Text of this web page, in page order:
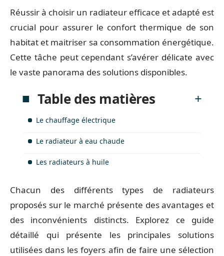
Réussir à choisir un radiateur efficace et adapté est
crucial pour assurer le confort thermique de son
habitat et maitriser sa consommation énergétique.
Cette tâche peut cependant s’avérer délicate avec
le vaste panorama des solutions disponibles.
Table des matières
Le chauffage électrique
Le radiateur à eau chaude
Les radiateurs à huile
Chacun des différents types de radiateurs
proposés sur le marché présente des avantages et
des inconvénients distincts. Explorez ce guide
détaillé qui présente les principales solutions
utilisées dans les foyers afin de faire une sélection